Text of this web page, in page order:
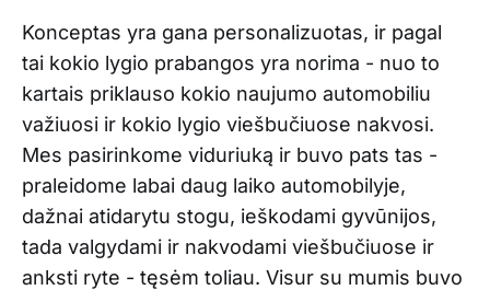
Konceptas yra gana personalizuotas, ir pagal
tai kokio lygio prabangos yra norima - nuo to
kartais priklauso kokio naujumo automobiliu
važiuosi ir kokio lygio viešbučiuose nakvosi.
Mes pasirinkome viduriuką ir buvo pats tas -
praleidome labai daug laiko automobilyje,
dažnai atidarytu stogu, ieškodami gyvūnijos,
tada valgydami ir nakvodami viešbučiuose ir
anksti ryte - tęsėm toliau. Visur su mumis buvo